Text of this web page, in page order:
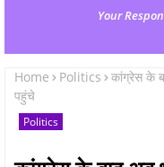
Your
Home Politics
कांग्रेस के
पहुंचे
Politics